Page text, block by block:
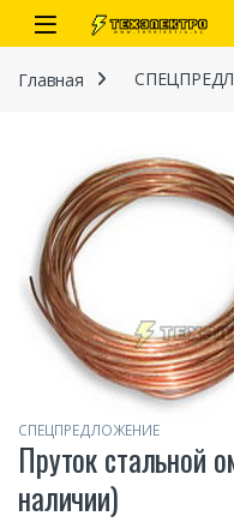
Перейти к навигации
перейти к содержанию
Open
Главная
СПЕЦПРЕДЛОЖЕНИЕ
Пруток стальной
наличии)